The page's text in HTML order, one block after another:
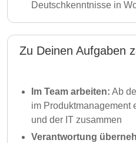
Deutschkenntnisse in
Zu Deinen Aufgaben
Im Team arbeiten: Ab
im Produktmanagement
und der IT zusammen
Verantwortung